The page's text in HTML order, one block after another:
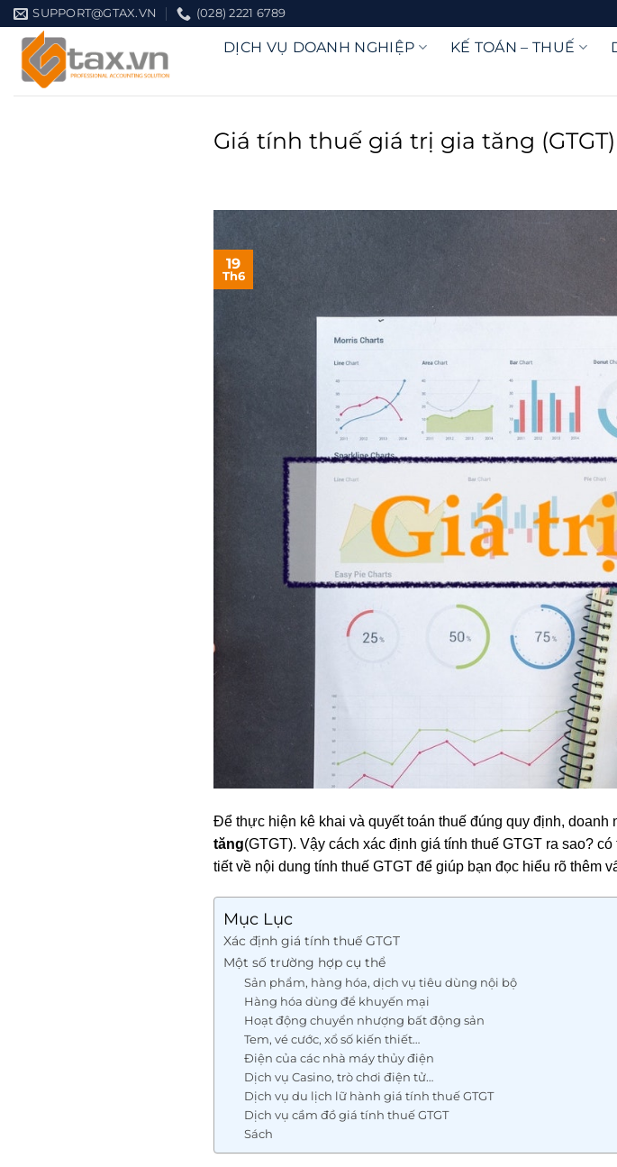
Chuyển
đến
nội
dung
SUPPORT@GTAX.VN (028) 2221 6789
DỊCH VỤ DOANH NGHIỆP KẾ TOÁN – THUẾ
Giá tính thuế giá trị gia tăng (GTGT)
19
Th6
Để thực hiện kê khai và quyết toán thuế đúng quy định, doanh
tăng(GTGT). Vậy cách xác định giá tính thuế GTGT ra sao?
tiết về nội dung tính thuế GTGT để giúp bạn đọc hiểu rõ thêm
Mục Lục
Xác định giá tính thuế GTGT
Một số trường hợp cụ thể
Sản phẩm, hàng hóa, dịch vụ tiêu dùng nội bộ
Hàng hóa dùng để khuyến mại
Hoạt động chuyển nhượng bất động sản
Tem, vé cước, xổ số kiến thiết…
Điện của các nhà máy thủy điện
Dịch vụ Casino, trò chơi điện tử…
Dịch vụ du lịch lữ hành giá tính thuế GTGT
Dịch vụ cầm đồ giá tính thuế GTGT
Sách